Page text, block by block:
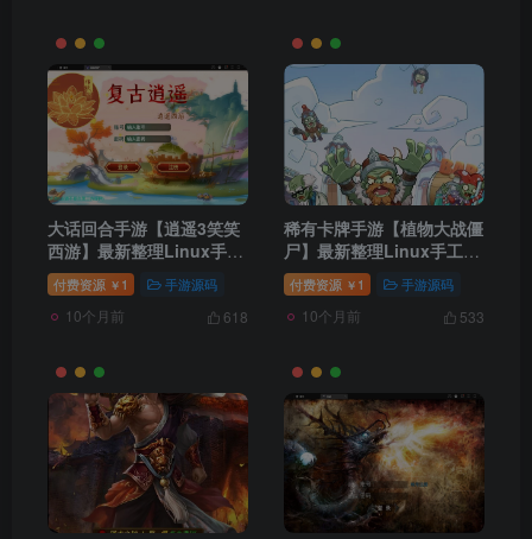
大话回合手游【逍遥3笑笑
西游】最新整理Linux手工
服务端+GM后台
付费资源 ￥ 1 手游源码
10个月前 618
稀有卡牌手游【植物大战僵
尸】最新整理Linux手工服
务端+CDK后台+安卓苹果
双端
付费资源 ￥ 1 手游源码
10个月前 533